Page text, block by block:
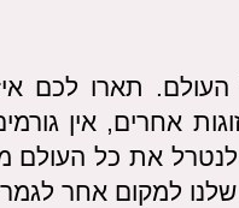
תארו לכם
אחרים, אין
את כל העולם
למקום אחר